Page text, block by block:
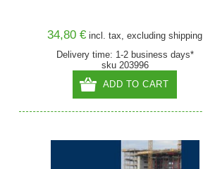
34,80 € incl. tax, excludingshipping
Delivery time: 1-2 business days*
sku 203996
ADD TO CART